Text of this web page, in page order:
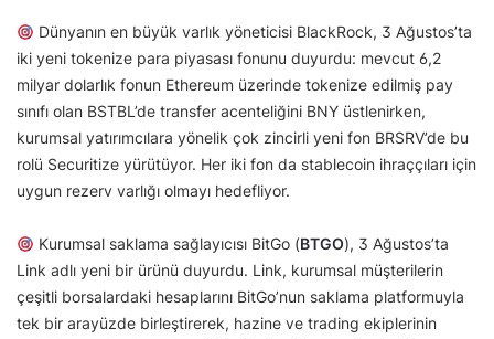
Dünyanın en büyük varlık yöneticisi BlackRock, 3 Ağustos’ta
iki yeni tokenize para piyasası fonunu duyurdu: mevcut 6,2
milyar dolarlık fonun Ethereum üzerinde tokenize edilmiş pay
sınıfı olan BSTBL’de transfer acenteliğini BNY üstlenirken,
kurumsal yatırımcılara yönelik çok zincirli yeni fon BRSRV’de bu
rolü Securitize yürütüyor. Her iki fon da stablecoin ihraççıları için
uygun rezerv varlığı olmayı hedefliyor.
Kurumsal saklama sağlayıcısı BitGo (BTGO), 3 Ağustos’ta
Link adlı yeni bir ürünü duyurdu. Link, kurumsal müşterilerin
çeşitli borsalardaki hesaplarını BitGo’nun saklama platformuyla
tek bir arayüzde birleştirerek, hazine ve trading ekiplerinin